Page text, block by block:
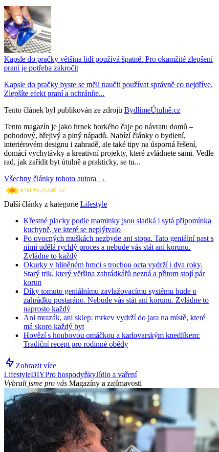
Kapsle do pračky většina lidí používá špatně. Pro okamžité zlepšení
praní je potřeba zakročit
Kapsle do pračky byste se měli naučit používat správně co nejdříve.
Zlepšíte efekt praní a ochráníte...
Tento článek byl publikován ze zdrojů BydlímeÚtulně.cz
Tento magazín je jako hrnek horkého čaje po návratu domů –
pohodový, hřejivý a plný nápadů. Nabízí články o bydlení,
interiérovém designu i zahradě, ale také tipy na úsporná řešení,
domácí vychytávky a kreativní projekty, které zvládnete sami. Vedle
rad, jak zařídit byt útulně a prakticky, se tu...
Všechny články tohoto autora →
Další články z kategorie Lifestyle
Křestné placky podle maminky jsou sladká i sytá připomínka
kuchyně, ve které se neplýtvalo
Po ovocných muškách nezbyde ani stopa. Tato geniální past s
nimi udělá rychlý proces a nebude vás stát ani korunu.
Zvládne to každý
Okurky v hliněném hrnci s trochou octa vydrží i dva roky.
Starý trik, který většina zahrádkářů nezná a přitom stojí pár
korun
Díky tomuto geniálnímu zavlažovacímu systému bude o
zahrádku postaráno. Nebude vás stát ani korunu. Zvládne to
naprosto každý
Ani mrazák, ani sklep: mrkev vydrží do jara na místě, které
má skoro každý byt
Hovězí s houbovou omáčkou a karlovarským knedlíkem:
Tradiční recept pro rodinné obědy
Zobrazit více
LifestyleDIYPro hospodyňkyJídlo a vaření
Vybrali jsme pro vás Magazíny a zajímavosti